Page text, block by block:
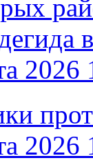
2026
2026